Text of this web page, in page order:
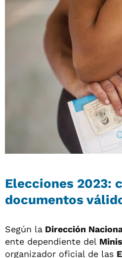
Elecciones 2023:
documentos
Según la Dirección
ente dependiente del
organizador oficial de las